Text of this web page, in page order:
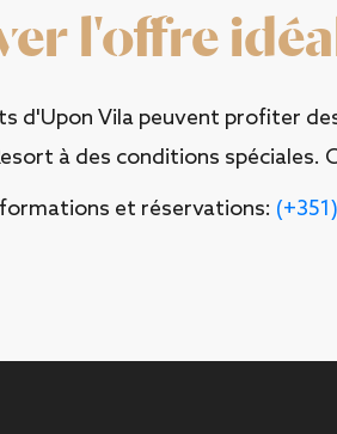
l'offre
d'Upon Vila peuvent profiter
à des conditions
et réservations: